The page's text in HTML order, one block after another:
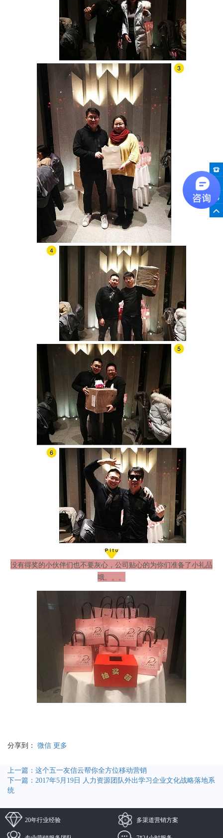
没有得奖的小伙伴们也不要灰心，公司贴心的为你们准备了小礼品
哦。。。
分享到： 微信 更多
上一篇：这个五一友信云帮你全方位移动营销
下一篇：2017年5月19日 人力资源团队外出学习企业文化战略落地系
统
20年行业经验 多渠道营销方案